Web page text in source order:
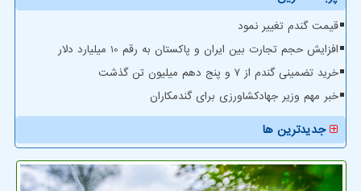
قیمت گندم تغییر نمود
افزایش حجم تجارت بین ایران و پاکستان به رقم 10 میلیارد دلار
خرید تضمینی گندم از ۷ و پنج دهم میلیون تن گذشت
خبر مهم وزیر جهادکشاورزی برای گندمکاران
جدیدترین ها